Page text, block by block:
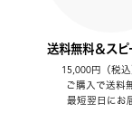
送料無料＆スピ
15,000円（税
ご購入で送料
最短翌日にお